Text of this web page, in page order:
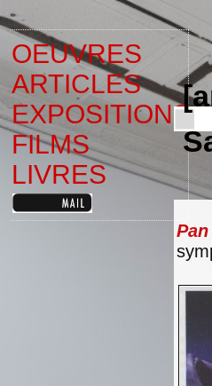
OEUVRES
ARTICLES
EXPOSITIONS
FILMS
LIVRES